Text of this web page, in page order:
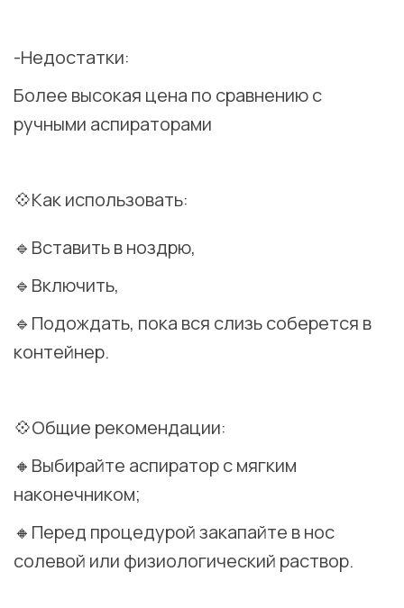
-Недостатки:
Более высокая цена по сравнению с
ручными аспираторами
💠Как использовать:
🔹Вставить в ноздрю,
🔹Включить,
🔹Подождать, пока вся слизь соберется в
контейнер.
💠Общие рекомендации:
🔸Выбирайте аспиратор с мягким
наконечником;
🔸Перед процедурой закапайте в нос
солевой или физиологический раствор.